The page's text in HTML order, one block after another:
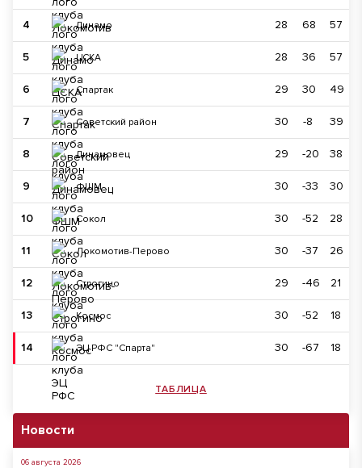
4 Динамо 28 68 57
5 ЦСКА 28 36 57
6 Спартак 29 30 49
7 Советский район 30 -8 39
8 Динамовец 29 -20 38
9 ФШМ 30 -33 30
10 Сокол 30 -52 28
11 Локомотив-Перово 30 -37 26
12 Строгино 29 -46 21
13 Космос 30 -52 18
14 ЭЦ РФС "Спарта" 30 -67 18
ТАБЛИЦА
Новости
06 августа 2026